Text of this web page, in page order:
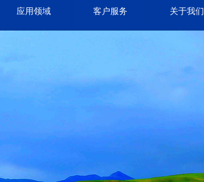
应用领域 客户服务 关于我们